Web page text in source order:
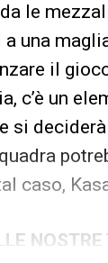
le
una
il
c’è un
si
caso,
NOSTRE